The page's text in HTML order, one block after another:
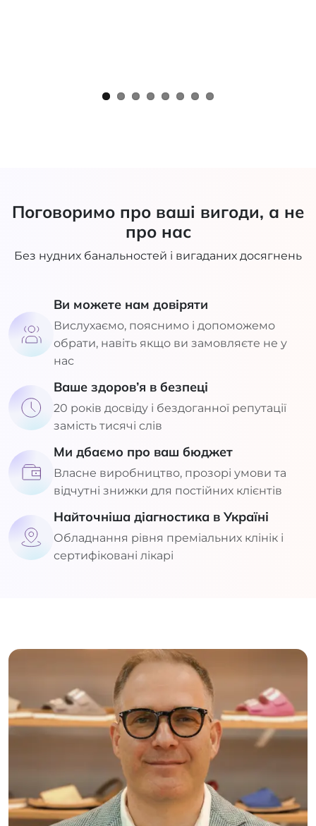
Поговоримо про ваші вигоди, а не
про нас
Без нудних банальностей і вигаданих досягнень
Ви можете нам довіряти
Вислухаємо, пояснимо і допоможемо
обрати, навіть якщо ви замовляєте не у
нас
Ваше здоров’я в безпеці
20 років досвіду і бездоганної репутації
замість тисячі слів
Ми дбаємо про ваш бюджет
Власне виробництво, прозорі умови та
відчутні знижки для постійних клієнтів
Найточніша діагностика в Україні
Обладнання рівня преміальних клінік і
сертифіковані лікарі